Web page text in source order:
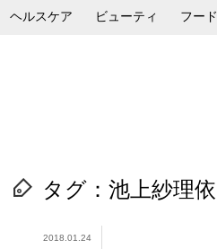
ヘルスケア ビューティ フード
タグ：池上紗理依
2018.01.24